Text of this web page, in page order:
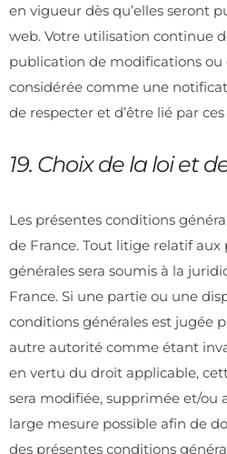
en vigueur dès qu’elles seront
web. Votre utilisation continue
publication de modifications ou
considérée comme une
de respecter et d’être lié par
19. Choix de la loi et
Les présentes conditions
de France. Tout litige relatif
générales sera soumis à la
France. Si une partie ou une
conditions générales est jugée
autre autorité comme étant
en vertu du droit applicable,
sera modifiée, supprimée et/ou
large mesure possible afin de
des présentes conditions